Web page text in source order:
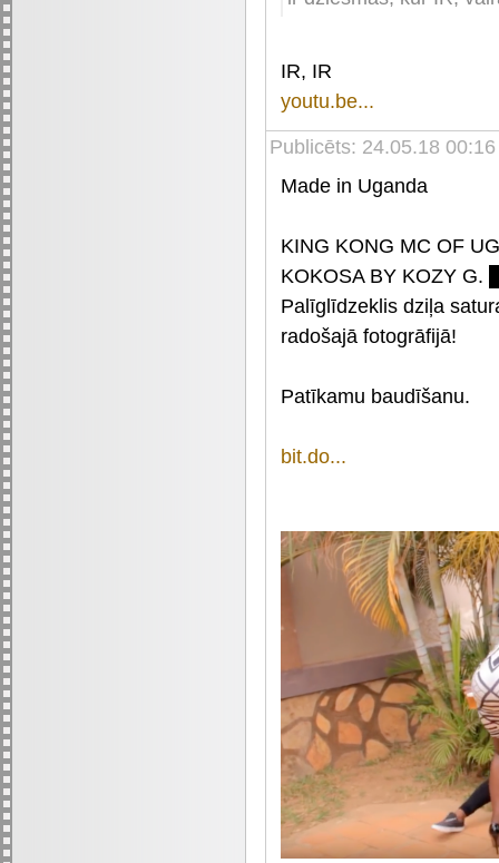
IR, IR
youtu.be...
Publicēts: 24.05.18 00:16
Made in Uganda
KING KONG MC OF
KOKOSA BY KOZY
Palīglīdzeklis dziļa
radošajā fotogrāfijā!
Patīkamu baudīšanu.
bit.do...